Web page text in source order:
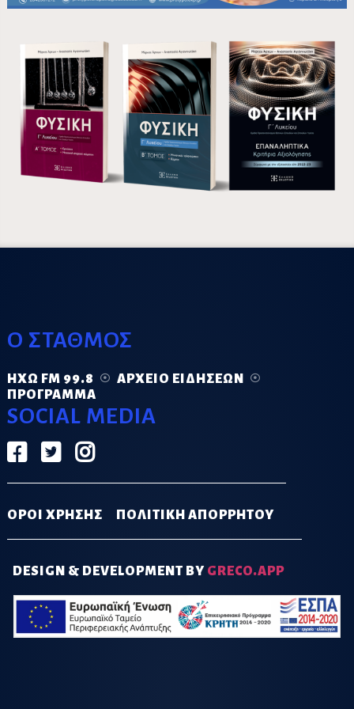
Ο ΣΤΑΘΜΟΣ
ΗΧΏ FM 99.8
ΑΡΧΕΊΟ ΕΙΔΉΣΕΩΝ
ΠΡΌΓΡΑΜΜΑ
SOCIAL MEDIA
ΟΡΟΙ ΧΡΗΣΗΣ ΠΟΛΙΤΙΚΗ ΑΠΟΡΡΗΤΟΥ
DESIGN & DEVELOPMENT BY GRECO.APP